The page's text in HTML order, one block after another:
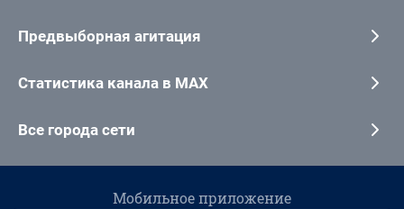
Предвыборная агитация
Статистика канала в MAX
Все города сети
Мобильное приложение